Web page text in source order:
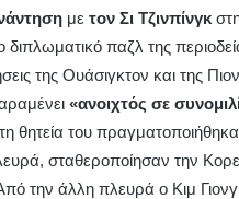
με τον Σι Τζινπίνγκ
παζλ της
της Ουάσιγκτον και της
«ανοιχτός σε
θητεία του
σταθεροποίησαν την
την άλλη πλευρά ο Κιμ